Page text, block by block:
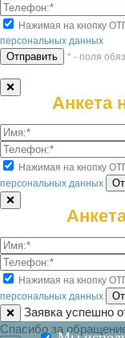
Нажимая на кнопку
персональных данных
* - поля
❌
Анкета
Нажимая на кнопку
персональных данных
❌
Нажимая на кнопку
персональных данных
❌
Заявка успешно
Спасибо за